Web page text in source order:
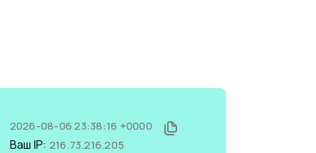
2026-08-06 23:38:16 +0000
Ваш IP: 216.73.216.205